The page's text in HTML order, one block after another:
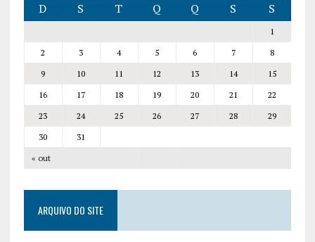
D
S T Q Q S S
« out
1
2
3 4 5 6 7
8
9
10 11 12 13 14
15
16
17 18 19 20 21
22
23
24 25 26 27 28
29
30
31
ARQUIVO DO SITE